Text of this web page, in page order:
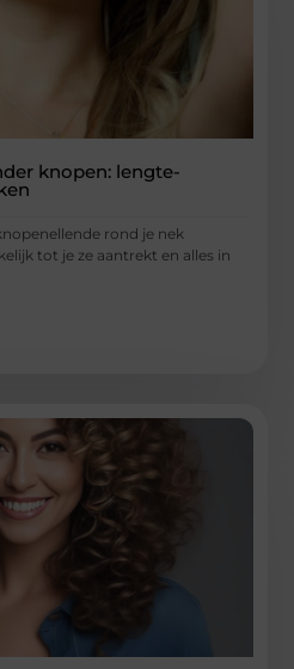
knopen: lengte-
rond je nek
tot je ze aantrekt en alles in